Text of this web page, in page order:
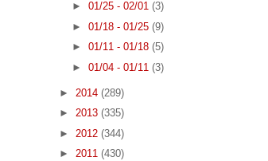
► 01/25 - 02/01 (3)
► 01/18 - 01/25 (9)
► 01/11 - 01/18 (5)
► 01/04 - 01/11 (3)
► 2014 (289)
► 2013 (335)
► 2012 (344)
► 2011 (430)